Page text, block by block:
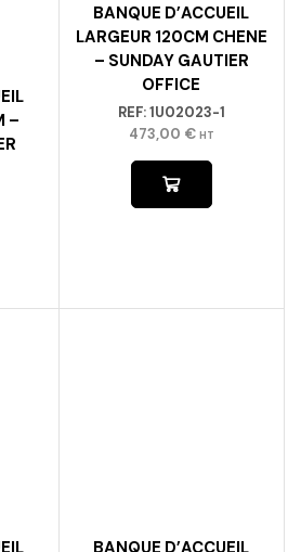
BANQUE D’ACCUEIL
LARGEUR 120CM CHENE
– SUNDAY GAUTIER
OFFICE
REF:1U02023-1
473,00 € HT